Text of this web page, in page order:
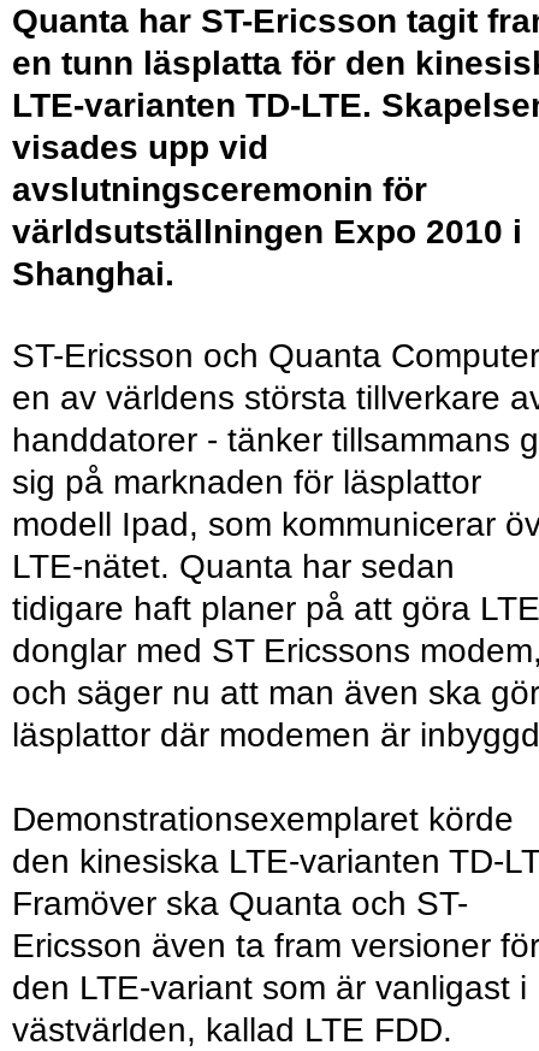
Quanta har ST-Ericsson tagit
en tunn läsplatta för den
LTE-varianten TD-LTE.
visades upp vid
avslutningsceremonin för
världsutställningen Expo 2010 i
Shanghai.
ST-Ericsson och Quanta
en av världens största tillverkare
handdatorer - tänker tillsammans
sig på marknaden för läsplattor
modell Ipad, som kommunicerar
LTE-nätet. Quanta har sedan
tidigare haft planer på att göra
donglar med ST Ericssons
och säger nu att man även ska
läsplattor där modemen är
Demonstrationsexemplaret körde
den kinesiska LTE-varianten TD-
Framöver ska Quanta och ST-
Ericsson även ta fram versioner för
den LTE-variant som är vanligast i
västvärlden, kallad LTE FDD.